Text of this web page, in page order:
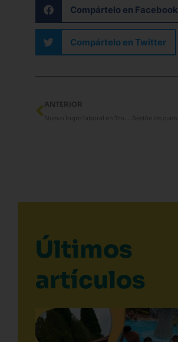
Compártelo en Facebook
Compártelo en Twitter
Ant
ANTERIOR
Últimos
artículos